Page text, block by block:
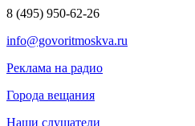
8 (495) 950-62-26
info@govoritmoskva.ru
Реклама на радио
Города вещания
Наши слушатели